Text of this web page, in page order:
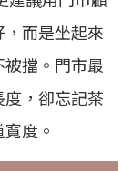
而是坐起來
擋。門市最
，卻忘記茶
度。